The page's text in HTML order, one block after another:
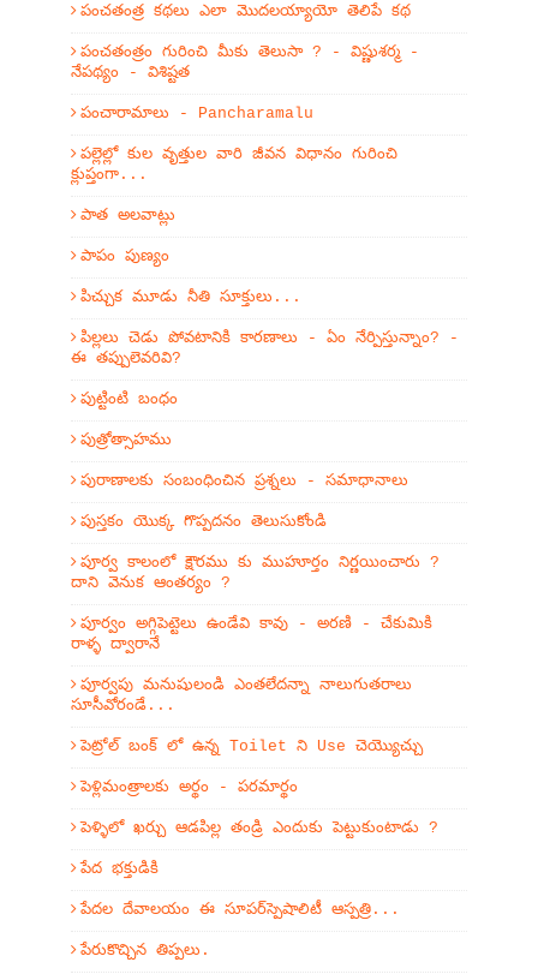
పంచతంత్ర కథలు ఎలా మొదలయ్యాయో తెలిపే కథ
పంచతంత్రం గురించి మీకు తెలుసా ? - విష్ణుశర్మ -
నేపథ్యం - విశిష్టత
పంచారామాలు - Pancharamalu
పల్లెల్లో కుల వృత్తుల వారి జీవన విధానం గురించి
క్లుప్తంగా...
పాత అలవాట్లు
పాపం పుణ్యం
పిచ్చుక మూడు నీతి సూక్తులు...
పిల్లలు చెడు పోవటానికి కారణాలు - ఏం నేర్పిస్తున్నాం? -
ఈ తప్పులెవరివి?
పుట్టింటి బంధం
పుత్రోత్సాహము
పురాణాలకు సంబంధించిన ప్రశ్నలు - సమాధానాలు
పుస్తకం యొక్క గొప్పదనం తెలుసుకోండి
పూర్వ కాలంలో క్షౌరము కు ముహూర్తం నిర్ణయించారు ?
దాని వెనుక ఆంతర్యం ?
పూర్వం అగ్గిపెట్టెలు ఉండేవి కావు - అరణి - చేకుమికి
రాళ్ళ ద్వారానే
పూర్వపు మనుషులండి ఎంతలేదన్నా నాలుగుతరాలు
సూసీవోరండే...
పెట్రోల్ బంక్ లో ఉన్న Toilet ని Use చెయ్యొచ్చు
పెళ్లిమంత్రాలకు అర్థం - పరమార్థం
పెళ్ళిలో ఖర్చు ఆడపిల్ల తండ్రి ఎందుకు పెట్టుకుంటాడు ?
పేద భక్తుడికి
పేదల దేవాలయం ఈ సూపర్‌స్పెషాలిటీ ఆస్పత్రి...
పేరుకొచ్చిన తిప్పలు.